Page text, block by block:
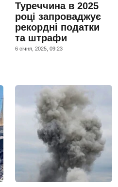
Туреччина в 2025
році запроваджує
рекордні податки
та штрафи
6 сiчня, 2025, 09:23